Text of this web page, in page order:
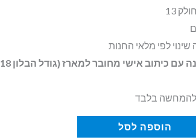
13
שינוי לפי מלאי החנות
בלון מתנה עם כיתוב אישי מחובר למארז {גודל הבלון 18
להמחשה בלבד
הוספה לסל